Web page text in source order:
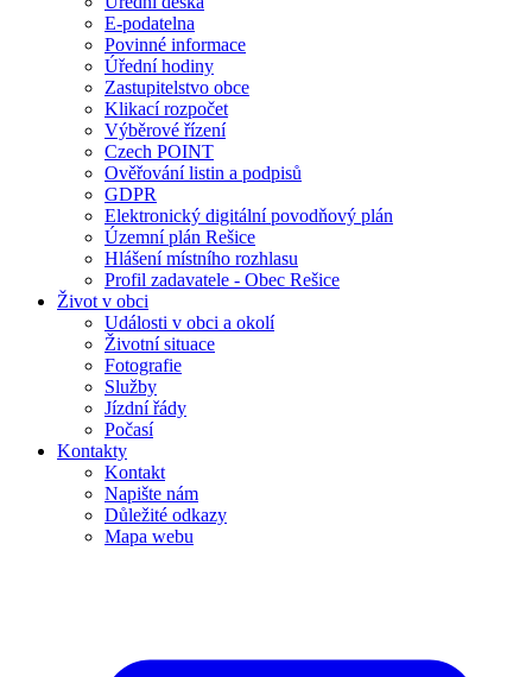
E-podatelna
Povinné informace
Úřední hodiny
Zastupitelstvo obce
Klikací rozpočet
Výběrové řízení
Czech POINT
Ověřování listin a podpisů
GDPR
Elektronický digitální povodňový plán
Územní plán Rešice
Hlášení místního rozhlasu
Profil zadavatele - Obec Rešice
Život v obci
Události v obci a okolí
Životní situace
Fotografie
Služby
Jízdní řády
Počasí
Kontakty
Kontakt
Napište nám
Důležité odkazy
Mapa webu